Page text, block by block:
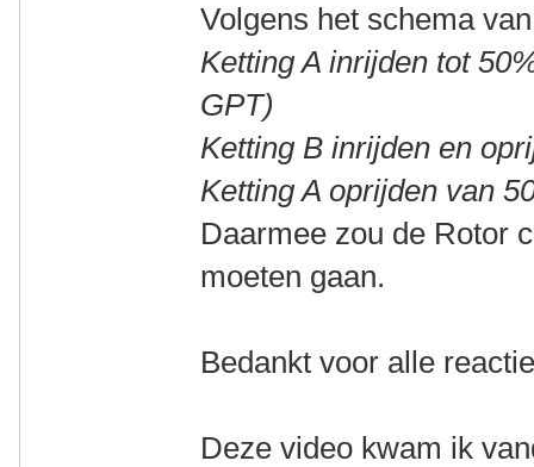
Volgens het schema
Ketting A inrijden tot
GPT)
Ketting B inrijden en
Ketting A oprijden van
Daarmee zou de Rotor
moeten gaan.
Bedankt voor alle
Deze video kwam ik